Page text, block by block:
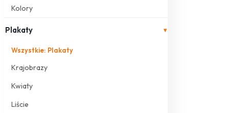
Kolory
Plakaty ▾
Wszystkie: Plakaty
Krajobrazy
Kwiaty
Liście